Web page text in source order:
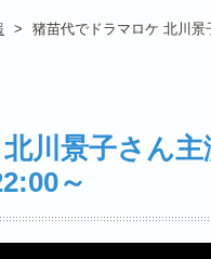
> 猪苗代でドラマロケ 北川
川景子さん
～